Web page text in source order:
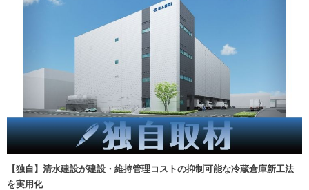
【独自】清水建設が建設・維持管理コストの抑制可能な冷蔵倉庫新工法
を実用化